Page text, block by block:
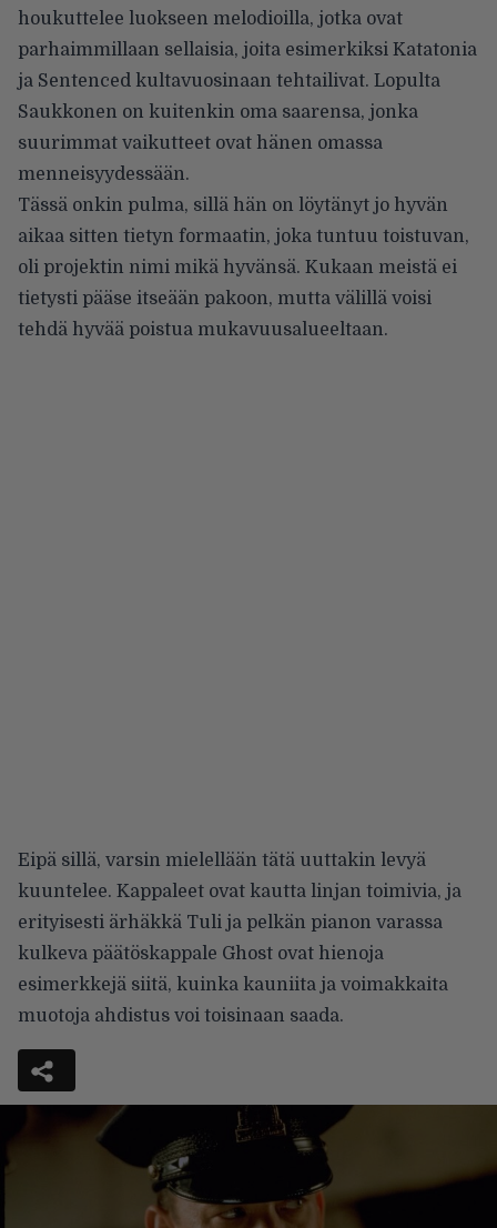
houkuttelee luokseen melodioilla, jotka ovat
parhaimmillaan sellaisia, joita esimerkiksi Katatonia
ja Sentenced kultavuosinaan tehtailivat. Lopulta
Saukkonen on kuitenkin oma saarensa, jonka
suurimmat vaikutteet ovat hänen omassa
menneisyydessään.
Tässä onkin pulma, sillä hän on löytänyt jo hyvän
aikaa sitten tietyn formaatin, joka tuntuu toistuvan,
oli projektin nimi mikä hyvänsä. Kukaan meistä ei
tietysti pääse itseään pakoon, mutta välillä voisi
tehdä hyvää poistua mukavuusalueeltaan.
Eipä sillä, varsin mielellään tätä uuttakin levyä
kuuntelee. Kappaleet ovat kautta linjan toimivia, ja
erityisesti ärhäkkä Tuli ja pelkän pianon varassa
kulkeva päätöskappale Ghost ovat hienoja
esimerkkejä siitä, kuinka kauniita ja voimakkaita
muotoja ahdistus voi toisinaan saada.